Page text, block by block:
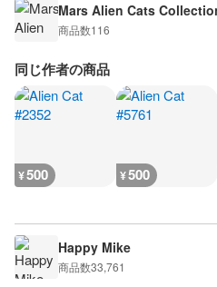
Mars Alien Cats
商品数116
同じ作者の商品
¥500 ¥500
Happy Mike
商品数33,761